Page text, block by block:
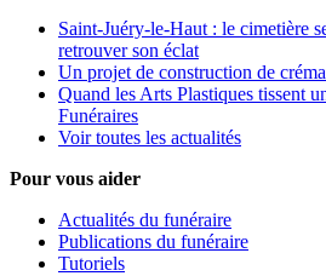
Saint-Juéry-le-Haut : le cimetière
retrouver son éclat
Un projet de construction de
Quand les Arts Plastiques tissent
Funéraires
Voir toutes les actualités
Pour vous aider
Actualités du funéraire
Publications du funéraire
Tutoriels